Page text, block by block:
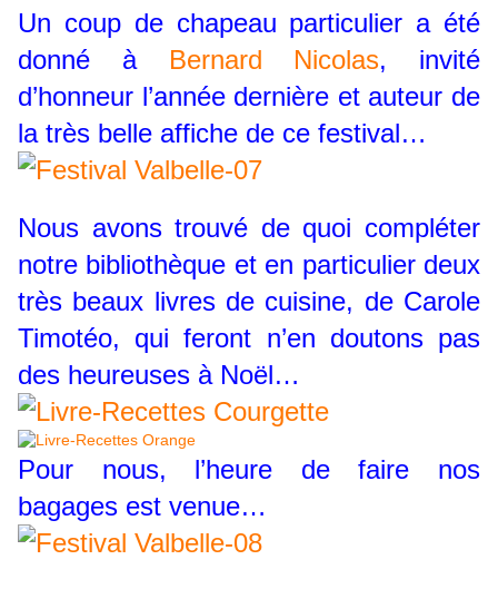
Un coup de chapeau particulier a été
donné à Bernard Nicolas, invité
d’honneur l’année dernière et auteur de
la très belle affiche de ce festival…
Nous avons trouvé de quoi compléter
notre bibliothèque et en particulier deux
très beaux livres de cuisine, de Carole
Timotéo, qui feront n’en doutons pas
des heureuses à Noël…
Pour nous, l’heure de faire nos
bagages est venue…